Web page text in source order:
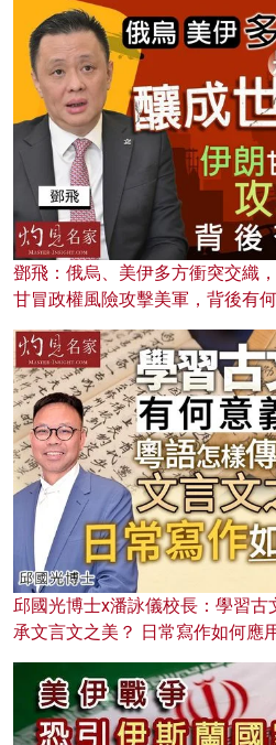
鄧飛：俄烏、美伊多方衝突交織
甘冒政權風險攻擊美軍，背後有
邱國光博士x潘詠儀校長：學習
承文言文之美？ 日常寫作如何應